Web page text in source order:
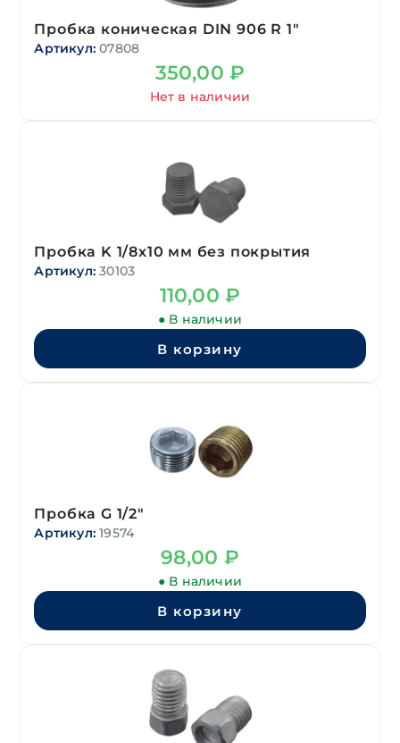
Пробка коническая DIN 906 R 1″
Артикул: 07808
350,00₽
Нет в наличии
Пробка K 1/8х10 мм без покрытия
Артикул: 30103
110,00₽
● В наличии
В корзину
Пробка G 1/2″
Артикул: 19574
98,00 ₽
● В наличии
В корзину